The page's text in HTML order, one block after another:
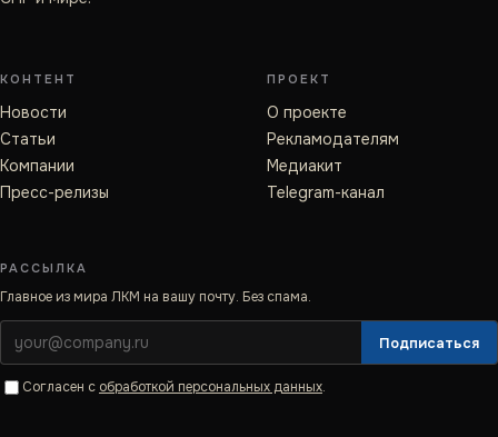
КОНТЕНТ
Новости
Статьи
Компании
Пресс-релизы
ПРОЕКТ
О проекте
Рекламодателям
Медиакит
Telegram-канал
РАССЫЛКА
Главное из мира ЛКМ на вашу почту. Без спама.
Подписаться
Согласен с обработкой персональных данных.